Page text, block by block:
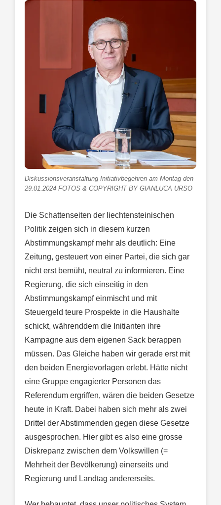
Diskussionsveranstaltung Initiativbegehren am Montag den
29.01.2024 FOTOS & COPYRIGHT BY GIANLUCA URSO
Die Schattenseiten der liechtensteinischen
Politik zeigen sich in diesem kurzen
Abstimmungskampf mehr als deutlich: Eine
Zeitung, gesteuert von einer Partei, die sich gar
nicht erst bemüht, neutral zu informieren. Eine
Regierung, die sich einseitig in den
Abstimmungskampf einmischt und mit
Steuergeld teure Prospekte in die Haushalte
schickt, währenddem die Initianten ihre
Kampagne aus dem eigenen Sack berappen
müssen. Das Gleiche haben wir gerade erst mit
den beiden Energievorlagen erlebt. Hätte nicht
eine Gruppe engagierter Personen das
Referendum ergriffen, wären die beiden Gesetze
heute in Kraft. Dabei haben sich mehr als zwei
Drittel der Abstimmenden gegen diese Gesetze
ausgesprochen. Hier gibt es also eine grosse
Diskrepanz zwischen dem Volkswillen (=
Mehrheit der Bevölkerung) einerseits und
Regierung und Landtag andererseits.